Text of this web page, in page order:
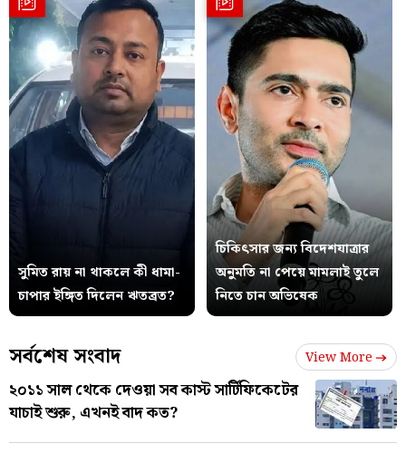
সুমিত রায় না থাকলে কী ধামা-
চাপার ইঙ্গিত দিলেন ঋতব্রত?
চিকিৎসার জন্য বিদেশযাত্রার
অনুমতি না পেয়ে মামলাই তুলে
নিতে চান অভিষেক
সর্বশেষ সংবাদ View More
২০১১ সাল থেকে দেওয়া সব কাস্ট সার্টিফিকেটের
যাচাই শুরু, এখনই বাদ কত?